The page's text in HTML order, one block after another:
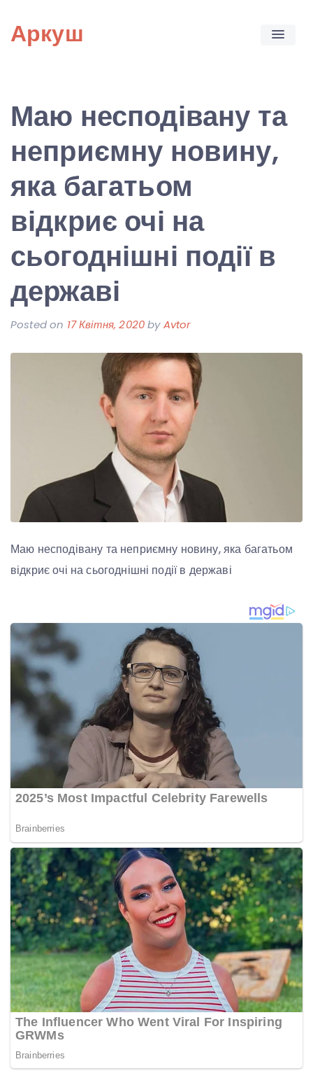
content
Аркуш
Маю несподівану та
неприємну новину,
яка багатьом
відкриє очі на
сьогоднішні події в
державі
Posted on 17 Квітня, 2020byAvtor
Маю несподівану та неприємну новину, яка багатьом
відкриє очі на сьогоднішні події в державі